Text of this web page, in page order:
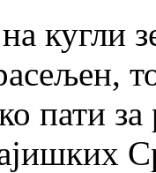
кугли
пати